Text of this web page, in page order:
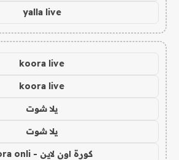
yalla live
koora live
koora live
يلا شوت
يلا شوت
كورة اون لاين - kora onli